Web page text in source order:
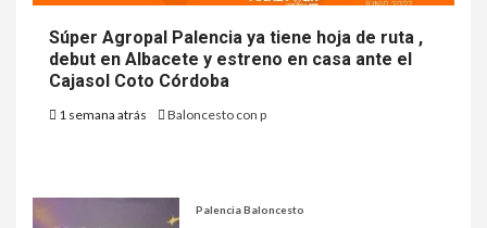
Súper Agropal Palencia ya tiene hoja de ruta ,
debut en Albacete y estreno en casa ante el
Cajasol Coto Córdoba
1 semana atrás Baloncesto con p
Palencia Baloncesto